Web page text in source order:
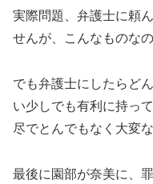
実際問題、弁護士に頼
せんが、こんなものな
でも弁護士にしたらど
い少しでも有利に持っ
尽でとんでもなく大変
最後に園部が奈美に、